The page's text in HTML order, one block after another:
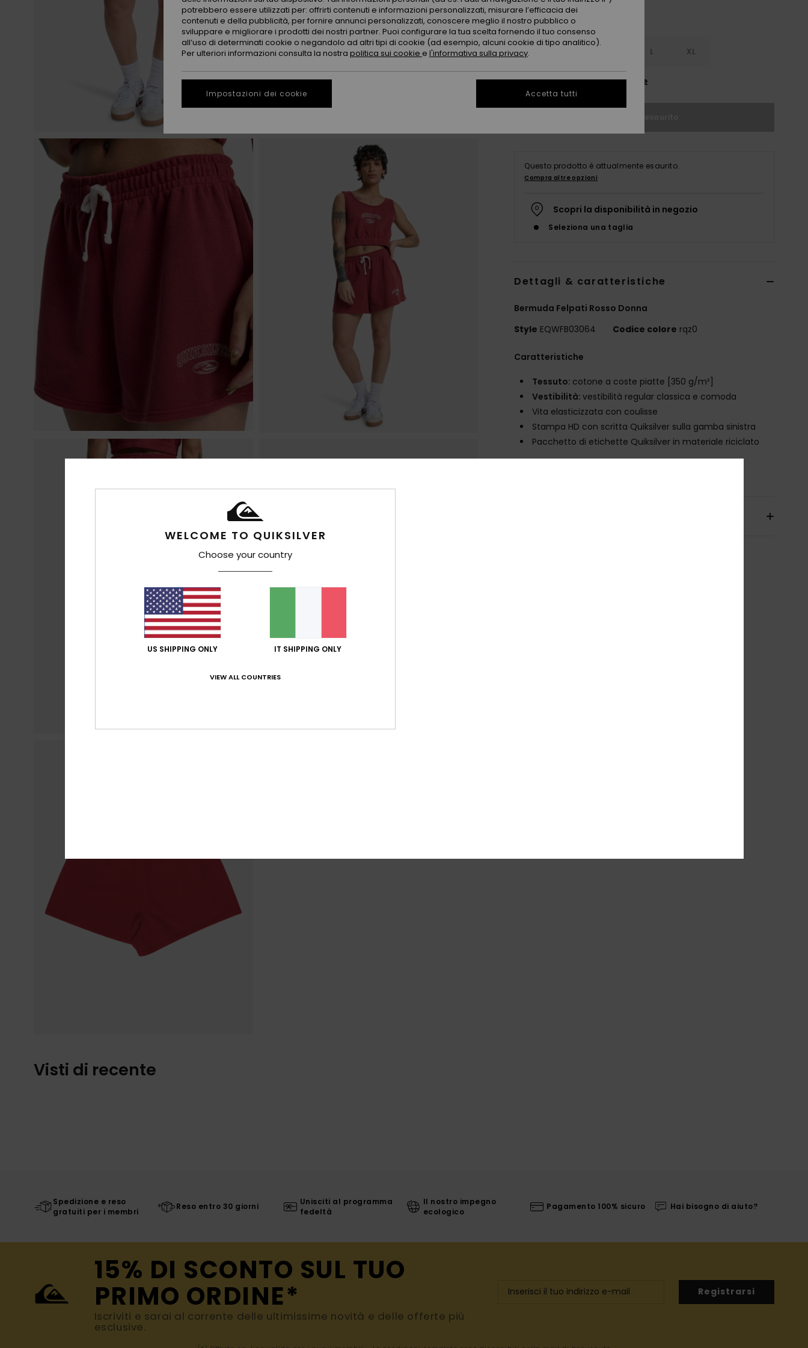
L XL
Consulta la guida alle taglie
Questo prodotto è attualmente esaurito.
Compra altre opzioni
Scopri la disponibilità in negozio
Seleziona una taglia
Dettagli & caratteristiche
Bermuda Felpati Rosso Donna
Style EQWFB03064 Codice colore rqz0
Caratteristiche
Tessuto: cotone a coste piatte [350 g/m²]
Vestibilità:vestibilità regular classica e comoda
Vita elasticizzata con coulisse
Stampa HD con scritta Quiksilver sulla gamba sinistra
Pacchetto di etichette Quiksilver in materiale riciclato
Visti di recente
Spedizione e reso
gratuiti per i membri
Reso entro 30 giorni
Unisciti al programma
fedeltà
Il nostro impegno
ecologico
Pagamento 100% sicuro Hai bisogno di aiuto?
15% DI SCONTO SUL TUO
PRIMO ORDINE*
Iscriviti e sarai al corrente delle ultimissime novità e delle offerte più
esclusive.
Registrarsi
WELCOME TO QUIKSILVER
Choose your country
US SHIPPING ONLY IT SHIPPING ONLY
VIEW ALL COUNTRIES
potrebbero essere utilizzati per: offrirti contenuti e informazioni personalizzati, misurare l’efficacia dei
contenuti e della pubblicità, per fornire annunci personalizzati, conoscere meglio il nostro pubblico o
sviluppare e migliorare i prodotti dei nostri partner. Puoi configurare la tua scelta fornendo il tuo consenso
all’uso di determinati cookie o negandolo ad altri tipi di cookie (ad esempio, alcuni cookie di tipo analitico).
Per ulteriori informazioni consulta la nostra politica sui cookie e l'informativa sulla privacy.
Impostazioni dei cookie Accetta tutti